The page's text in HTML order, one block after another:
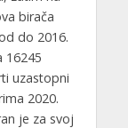
birača
do 2016.
16245
uzastopni
2020.
je za svoj